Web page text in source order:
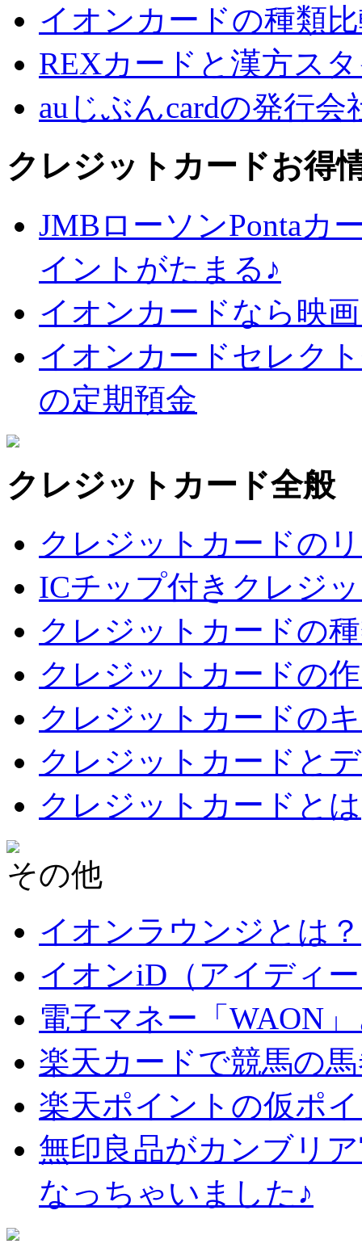
イオンカードの種類
REXカードと漢方ス
auじぶんcardの発行会
クレジットカードお得
JMBローソンPontaカ
イントがたまる♪
イオンカードなら映
イオンカードセレク
の定期預金
クレジットカード全般
クレジットカードの
ICチップ付きクレジ
クレジットカードの
クレジットカードの
クレジットカードの
クレジットカードと
クレジットカードとは
その他
イオンラウンジとは？
イオンiD（アイディ
電子マネー「WAON
楽天カードで競馬の
楽天ポイントの仮ポ
無印良品がカンブリ
なっちゃいました♪